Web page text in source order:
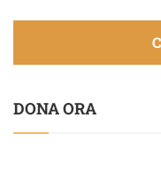
DONA ORA